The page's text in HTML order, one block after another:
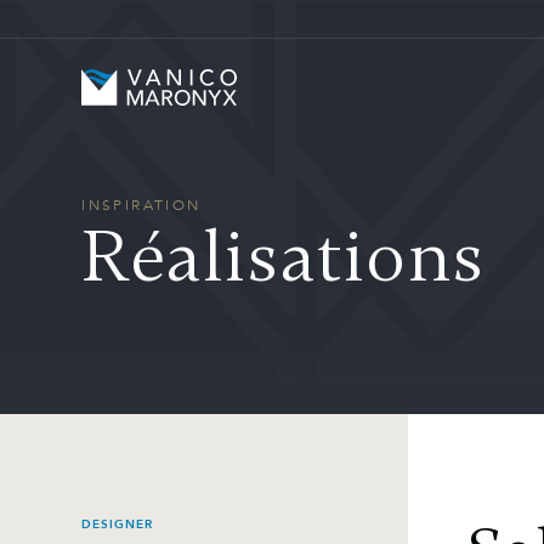
Vanico-Maronyx
INSPIRATION
Réalisations
DESIGNER